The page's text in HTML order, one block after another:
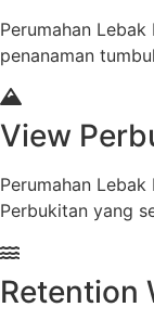
Perumahan
penanaman
View
Perumahan
Perbukitan yang
Retention